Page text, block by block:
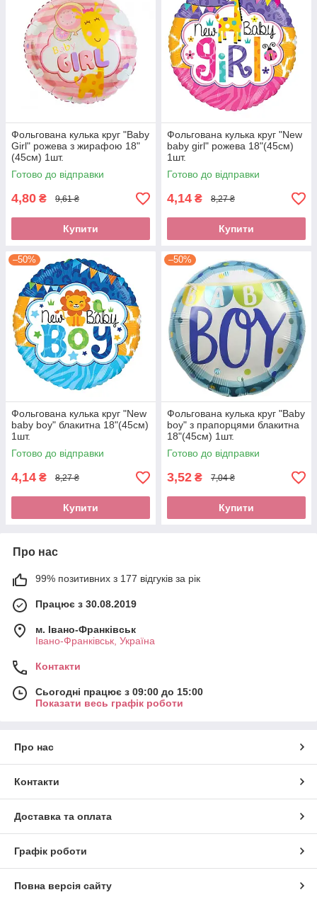
Фольгована кулька круг "Baby
Girl" рожева з жирафою 18"
(45см) 1шт.
Готово до відправки
4,80 ₴ 9,61 ₴
Купити
Фольгована кулька круг "New
baby girl" рожева 18"(45см)
1шт.
Готово до відправки
4,14 ₴ 8,27 ₴
Купити
–50%
Фольгована кулька круг "New
baby boy" блакитна 18"(45см)
1шт.
Готово до відправки
4,14 ₴ 8,27 ₴
Купити
–50%
Фольгована кулька круг "Baby
boy" з прапорцями блакитна
18"(45см) 1шт.
Готово до відправки
3,52 ₴ 7,04 ₴
Купити
Про нас
99% позитивних з 177 відгуків за рік
Працює з 30.08.2019
м. Івано-Франківськ
Івано-Франківськ, Україна
Контакти
Сьогодні працює з 09:00 до 15:00
Показати весь графік роботи
Про нас
Контакти
Доставка та оплата
Графік роботи
Повна версія сайту